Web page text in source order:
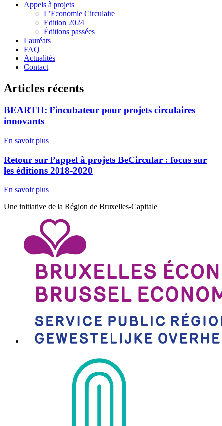
Appels à projets
L’Economie Circulaire
Edition 2024
Éditions passées
Lauréats
FAQ
Actualités
Contact
Articles récents
BEARTH: l’incubateur pour projets circulaires
innovants
En savoir plus
Retour sur l’appel à projets BeCircular : focus sur
les éditions 2018-2020
En savoir plus
Une initiative de la Région de Bruxelles-Capitale